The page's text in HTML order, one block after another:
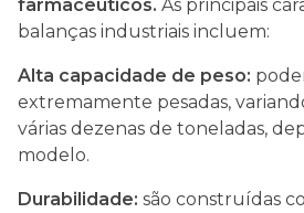
farmacêuticos. As principais
balanças industriais incluem:
Alta capacidade de peso:
extremamente pesadas,
várias dezenas de toneladas,
modelo.
Durabilidade: são construídas